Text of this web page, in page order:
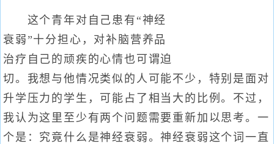
这个青年对自己患有“神经
衰弱”十分担心，对补脑营养品
治疗自己的顽疾的心情也可谓迫
切。我想与他情况类似的人可能不少，特别是面对
升学压力的学生，可能占了相当大的比例。不过，
我认为这里至少有两个问题需要重新加以思考。一
个是：究竟什么是神经衰弱。神经衰弱这个词一直